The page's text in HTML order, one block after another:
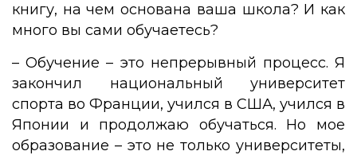
книгу, на чем основана ваша школа? И как
много вы сами обучаетесь?
– Обучение – это непрерывный процесс. Я
закончил национальный университет
спорта во Франции, учился в США, учился в
Японии и продолжаю обучаться. Но мое
образование – это не только университеты,